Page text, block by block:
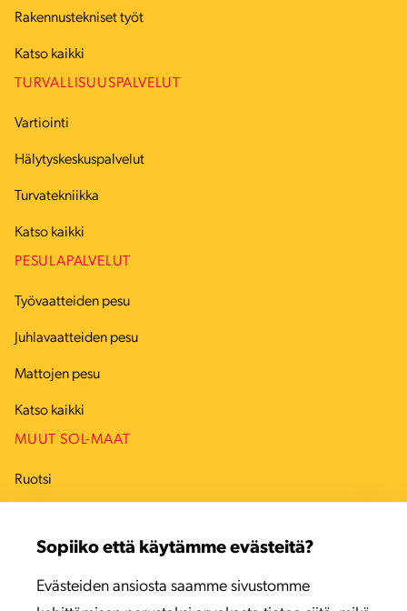
Sopiiko että käytämme evästeitä?
Evästeiden ansiosta saamme sivustomme
Rakennustekniset työt
Katso kaikki
TURVALLISUUSPALVELUT
Vartiointi
Hälytyskeskuspalvelut
Turvatekniikka
Katso kaikki
PESULAPALVELUT
Työvaatteiden pesu
Juhlavaatteiden pesu
Mattojen pesu
Katso kaikki
MUUT SOL-MAAT
Ruotsi
Viro
Latvia